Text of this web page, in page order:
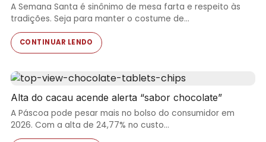
A Semana Santa é sinônimo de mesa farta e respeito às
tradições. Seja para manter o costume de…
CONTINUAR LENDO
Alta do cacau acende alerta “sabor chocolate”
A Páscoa pode pesar mais no bolso do consumidor em
2026. Com a alta de 24,77% no custo…